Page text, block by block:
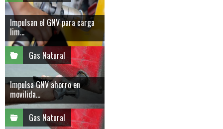
Impulsan el GNV para carga
lim...
Gas Natural
Impulsa GNV ahorro en
movilida...
Gas Natural